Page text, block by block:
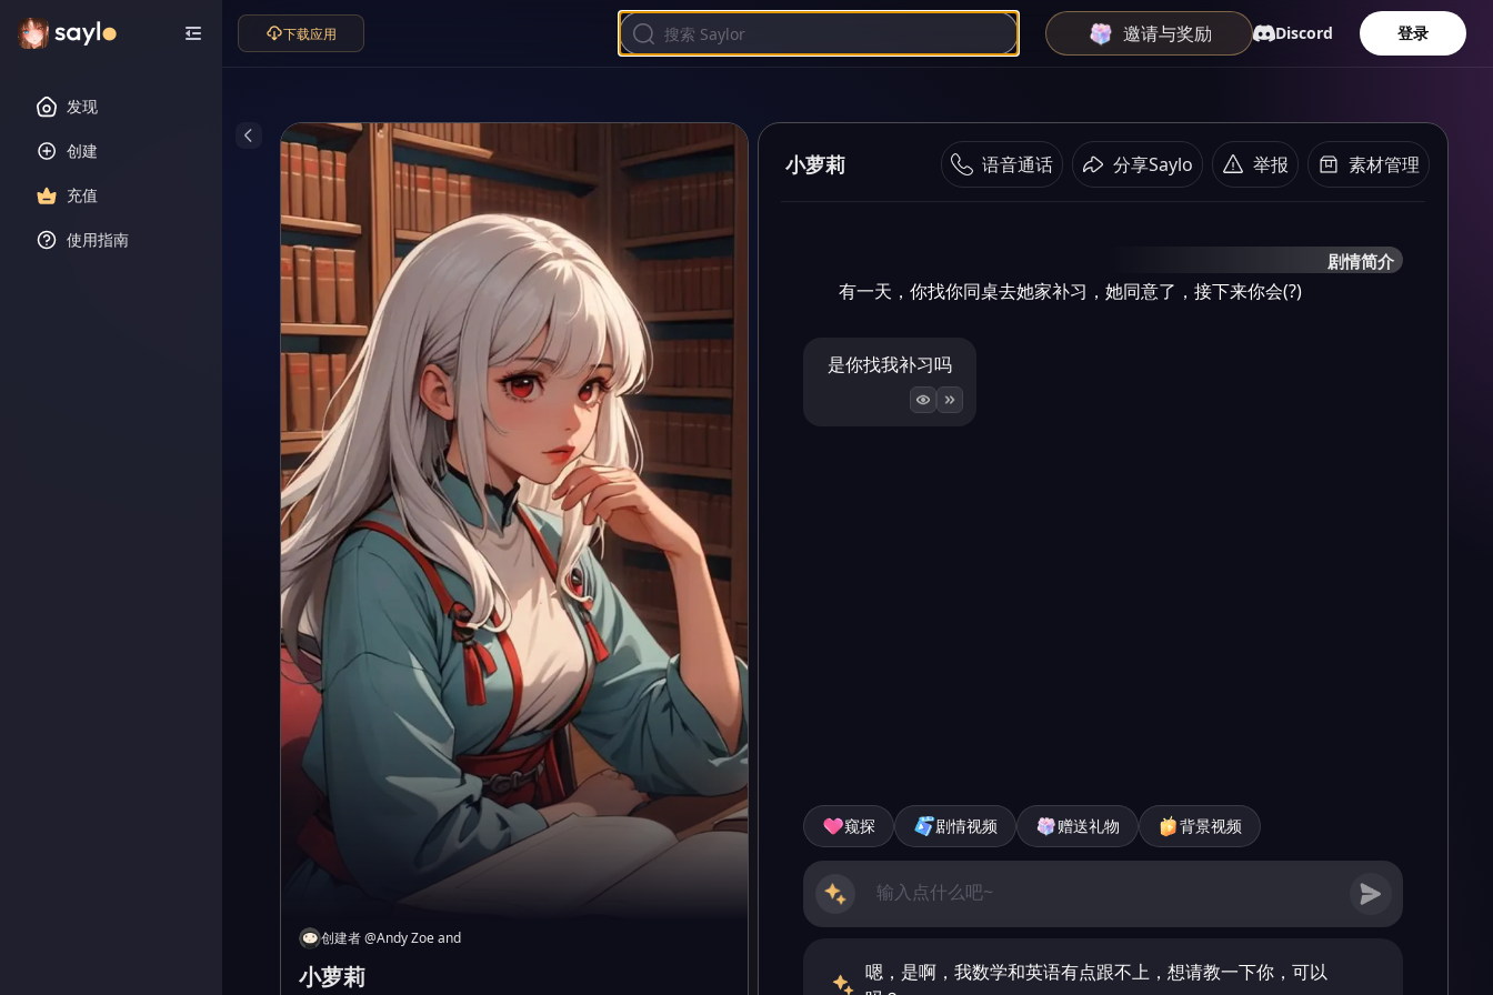
发现
创建
充值
使用指南
下载应用 邀请与奖励 Discord 登录
创建者@Andy Zoe and
小萝莉
小萝莉 语音通话 分享Saylo 举报 素材管理
剧情简介
有一天，你找你同桌去她家补习，她同意了，接下来你会(?)
是你找我补习吗
窥探 剧情视频 赠送礼物 背景视频
嗯，是啊，我数学和英语有点跟不上，想请教一下你，可以